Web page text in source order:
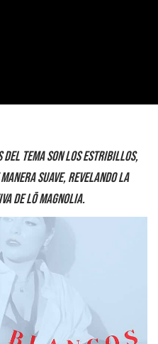
del tema son los estribillos,
suave, revelando la
de Lō Magnolia.